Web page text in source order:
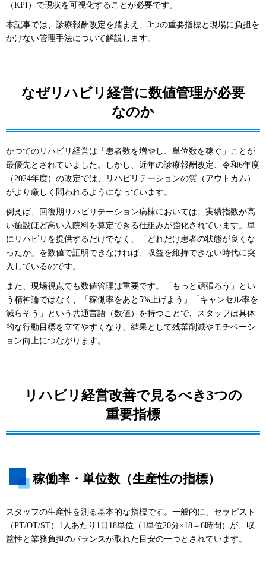
（KPI）で現状を可視化することが必要です。
本記事では、診療報酬改定を踏まえ、3つの重要指標と現場に負担を
かけない管理手法について解説します。
なぜリハビリ経営に数値管理が必要
なのか
かつてのリハビリ経営は「患者数を増やし、単位数を稼ぐ」ことが
最優先とされていました。しかし、近年の診療報酬改定、令和6年度
（2024年度）の改定では、リハビリテーションの質（アウトカム）
がより厳しく問われるようになっています。
例えば、回復期リハビリテーション病棟においては、実績指数が高
い施設ほど高い入院料を算定できる仕組みが強化されています。単
にリハビリを提供するだけでなく、「どれだけ患者の状態が良くな
ったか」を数値で証明できなければ、収益を維持できない時代に突
入しているのです。
また、現場視点でも数値管理は重要です。「もっと頑張ろう」とい
う精神論ではなく、「稼働率をあと5%上げよう」「キャンセル率を
減らそう」という共通言語（数値）を持つことで、スタッフは具体
的な行動目標を立てやすくなり、結果として残業削減やモチベーシ
ョン向上につながります。
リハビリ経営改善で見るべき3つの
重要指標
稼働率・単位数（生産性の指標）
スタッフの生産性を測る基本的な指標です。一般的に、セラピスト
（PT/OT/ST）1人あたり1日18単位（1単位20分×18＝6時間）が、収
益性と業務負担のバランスが取れた目安の一つとされています。